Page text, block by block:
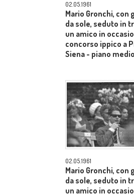
02.05.1961
Mario Gronchi, con
da sole, seduto in
un amico in
concorso ippico a
Siena - piano medio
02.05.1961
Mario Gronchi, con
da sole, seduto in
un amico in